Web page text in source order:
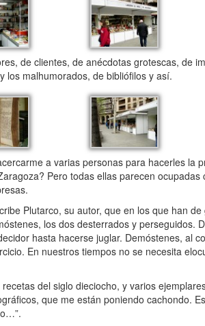
de clientes, de anécdotas grotescas, de
los malhumorados, de bibliófilos y así.
a varias personas para hacerles la
Pero todas ellas parecen ocupadas
Plutarco, su autor, que en los que han
los dos desterrados y perseguidos.
hasta hacerse juglar. Demóstenes, al
En nuestros tiempos no se necesita
del siglo dieciocho, y varios
que me están poniendo cachondo.